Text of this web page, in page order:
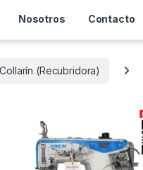
Nosotros Contacto
(Recubridora)